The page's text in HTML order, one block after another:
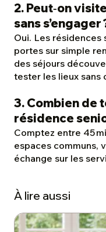
2. Peut‑on
sans s’engager
Oui. Les résidences
portes sur simple
des séjours
tester les lieux sans
3. Combien de
résidence
Comptez entre 45
espaces communs,
échange sur les
À lire aussi